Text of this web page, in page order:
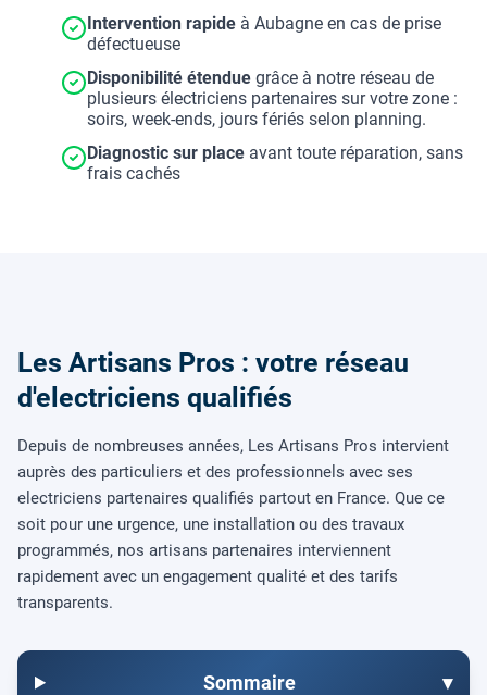
Intervention rapide à Aubagne en cas de prise
défectueuse
Disponibilité étendue grâce à notre réseau de
plusieurs électriciens partenaires sur votre zone :
soirs, week-ends, jours fériés selon planning.
Diagnostic sur place avant toute réparation, sans
frais cachés
Les Artisans Pros : votre réseau
d'electriciens qualifiés
Depuis de nombreuses années, Les Artisans Pros intervient
auprès des particuliers et des professionnels avec ses
electriciens partenaires qualifiés partout en France. Que ce
soit pour une urgence, une installation ou des travaux
programmés, nos artisans partenaires interviennent
rapidement avec un engagement qualité et des tarifs
transparents.
Sommaire ▾